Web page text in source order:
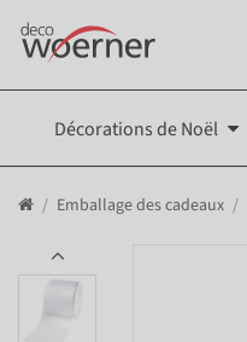
Décorations de Noël
Emballage des cadeaux